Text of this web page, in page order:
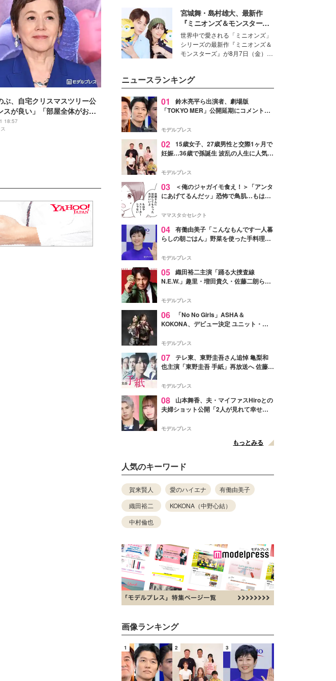
ぶ、自宅クリスマスツリー公
スが良い」「部屋全体がおし
反響
18:57
な美容の常識を大きく変える可能
性を秘めた、革新的な「Water
Capturing Skin（ウォーターキャ
プチャリングスキン：捕水肌）」
技術を、花王が構築した。
宮城舞・島村雄大、最新作
『ミニオンズ＆モンスター
ズ』の魅力熱弁 ハチャメチャ
だけじゃない“友情と絆”に感
動
世界中で愛される「ミニオンズ」
シリーズの最新作『ミニオンズ＆
モンスターズ』が8月7日（金）に
デルの宮城舞と島村雄大の特別対
談をお届け！それぞれの視点か
ら、今作ならではの魅力や予想外
の感動をもたらす奥深いストーリ
た。
ニュースランキング
01
鈴木亮平ら出演者、劇場版
「TOKYO MER」公開延期にコメント
最大の敬意とエールを」
モデルプレス
02 15歳女子、27歳男性と交際1ヶ月で
妊娠…36歳で孫誕生 波乱の人生に人気タ
よ！」
モデルプレス
03
＜俺のジャガイモ食え！＞「アンタ
にあげてるんだッ」恐怖で鳥肌…もはや
ママスタ☆セレクト
04 有働由美子「こんなもんです一人暮
らしの朝ごはん」野菜を使った手料理公
そう」と反響
モデルプレス
05 織田裕二主演「踊る大捜査線
N.E.W.」趣里・増田貴久・佐藤二朗ら新
徴する“謎のキーワード”も
モデルプレス
06
「No No Girls」ASHA＆
KOKONA、デビュー決定 ユニット・
リリースへ
モデルプレス
07 テレ東、東野圭吾さん追悼 亀梨和
也主演「東野圭吾 手紙」再放送へ 佐藤隆
モデルプレス
08
山本舞香、夫・マイファスHiroとの
夫婦ショット公開「2人が見れて幸せ」
モデルプレス
もっとみる
人気のキーワード
賀来賢人 愛のハイエナ
有働由美子
織田裕二
KOKONA（中野心結）
中村倫也
画像ランキング
1 2 3